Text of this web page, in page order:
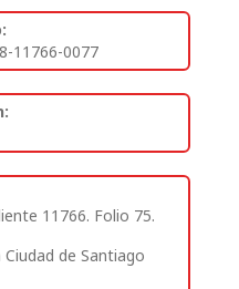
11766-0077
11766. Folio 75.
de Santiago